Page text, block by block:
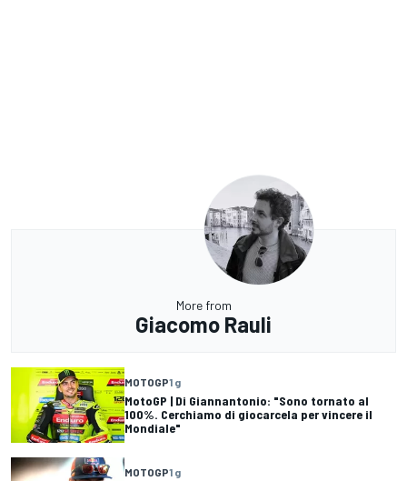
More from
Giacomo Rauli
MOTOGP1 g
MotoGP | Di Giannantonio: "Sono tornato al
100%. Cerchiamo di giocarcela per vincere il
Mondiale"
MOTOGP1 g